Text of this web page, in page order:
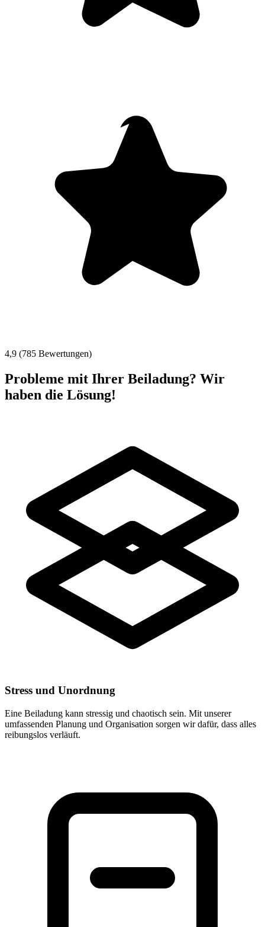
4,9 (785 Bewertungen)
Probleme mit Ihrer Beiladung? Wir
haben die Lösung!
Stress und Unordnung
Eine Beiladung kann stressig und chaotisch sein. Mit unserer
umfassenden Planung und Organisation sorgen wir dafür, dass alles
reibungslos verläuft.